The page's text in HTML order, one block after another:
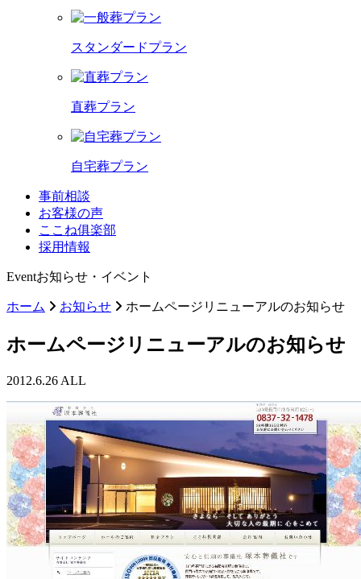
スタンダードプラン
直葬プラン
自宅葬プラン
事前相談
お客様の声
ここね俱楽部
採用情報
Eventお知らせ・イベント
ホーム お知らせ ホームページリニューアルのお知らせ
ホームページリニューアルのお知らせ
2012.6.26 ALL